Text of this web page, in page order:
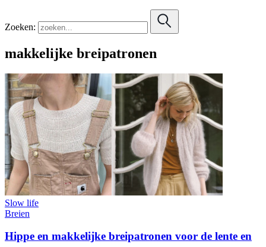
Zoeken:
makkelijke breipatronen
Slow life
Breien
Hippe en makkelijke breipatronen voor de lente en